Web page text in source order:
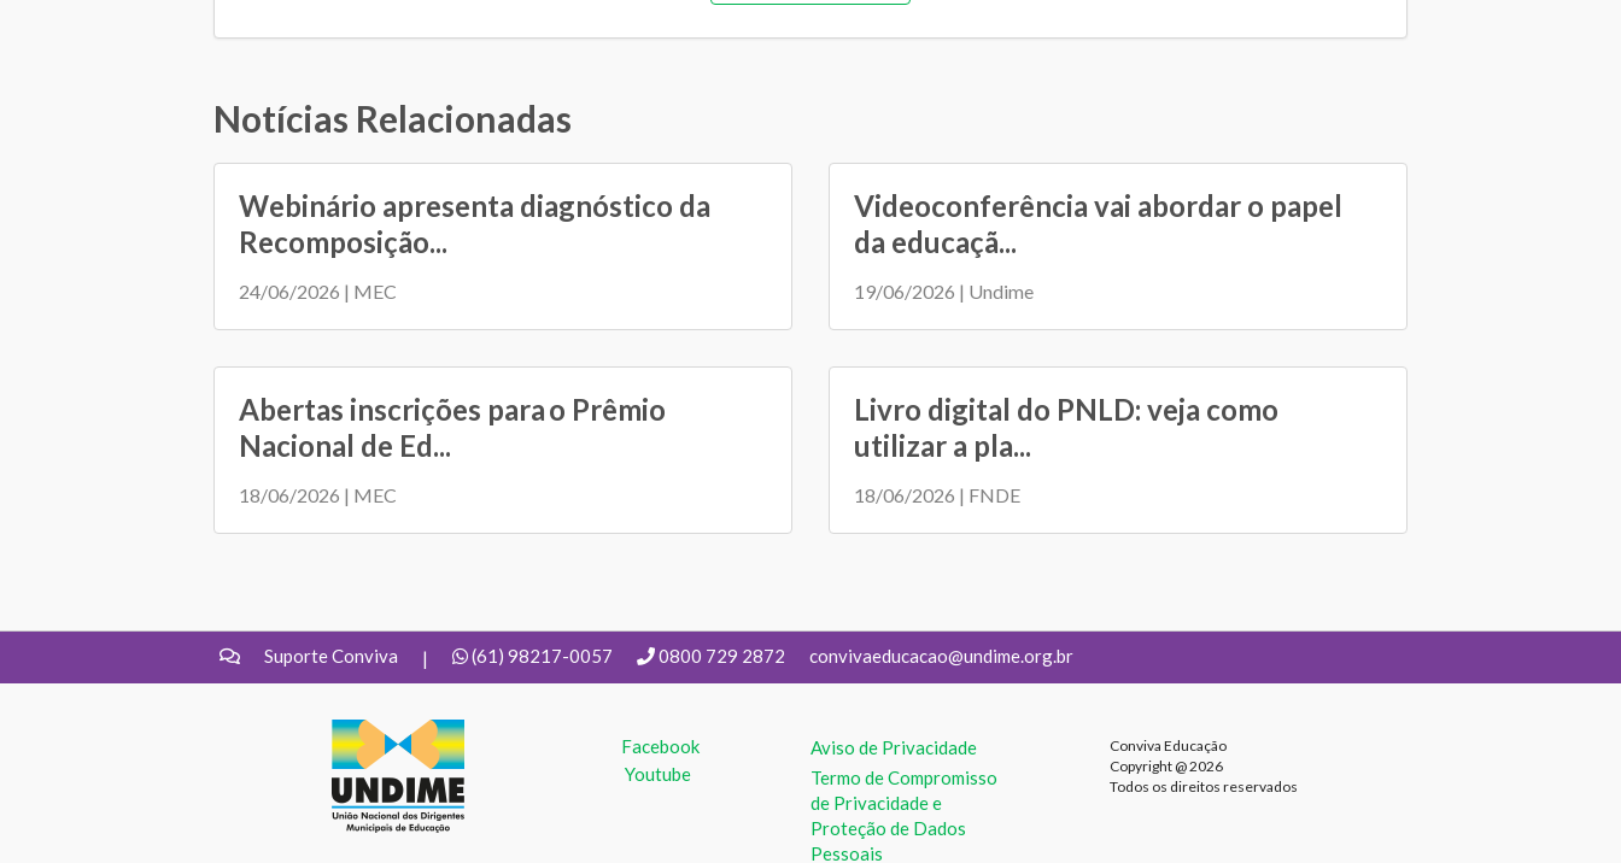
Notícias Relacionadas
Webinário apresenta diagnóstico da
Recomposição...
24/06/2026 | MEC
Videoconferência vai abordar o papel
da educaçã...
19/06/2026 | Undime
Abertas inscrições para o Prêmio
Nacional de Ed...
18/06/2026 | MEC
Livro digital do PNLD: veja como
utilizar a pla...
18/06/2026 | FNDE
Suporte Conviva | (61) 98217-0057 0800 729 2872 convivaeducacao@undime.org.br
UNDIME
Facebook
Youtube
Aviso de Privacidade
Termo de Compromisso
de Privacidade e
Proteção de Dados
Pessoais
Conviva Educação
Copyright @ 2026
Todos os direitos reservados